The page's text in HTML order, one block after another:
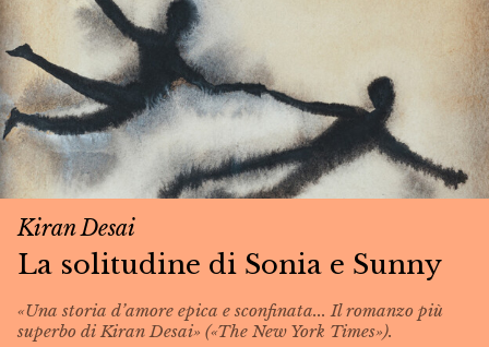
Kiran Desai
La solitudine di Sonia e Sunny
«Una storia d’amore epica e sconfinata... Il romanzo più
superbo di Kiran Desai» («The New York Times»).